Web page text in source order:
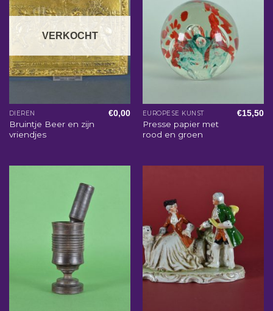
VERKOCHT
DIEREN
Bruintje Beer en zijn
vriendjes
€0,00 EUROPESE KUNST
Presse papier met
rood en groen
€15,50